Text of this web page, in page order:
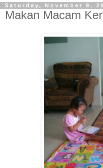
Saturday, November 9,
Makan Macam